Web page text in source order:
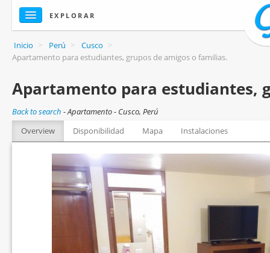
EXPLORAR
Inicio > Perú > Cusco >
Apartamento para estudiantes, grupos de amigos o familias.
Apartamento para estudiantes,
Back to search -Apartamento - Cusco, Perú
Overview
Disponibilidad Mapa Instalaciones